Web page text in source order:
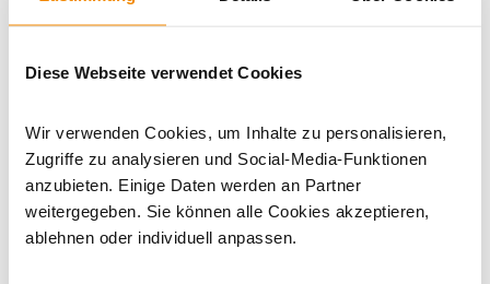
Diese Webseite verwendet Cookies
Wir verwenden Cookies, um Inhalte zu personalisieren,
Zugriffe zu analysieren und Social-Media-Funktionen
anzubieten. Einige Daten werden an Partner
weitergegeben. Sie können alle Cookies akzeptieren,
ablehnen oder individuell anpassen.
Dieses Produkt finden Sie unter:Kaminöfen